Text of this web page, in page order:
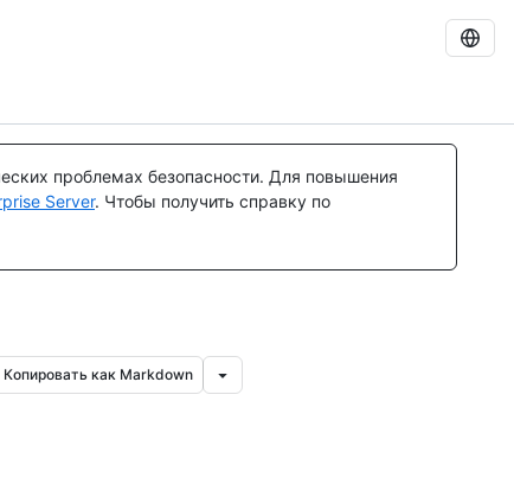
проблемах безопасности. Для повышения
Server. Чтобы получить справку по
Копировать как Markdown